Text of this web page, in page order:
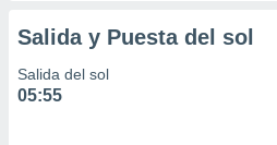
Salida y Puesta del sol
Salida del sol
05:55